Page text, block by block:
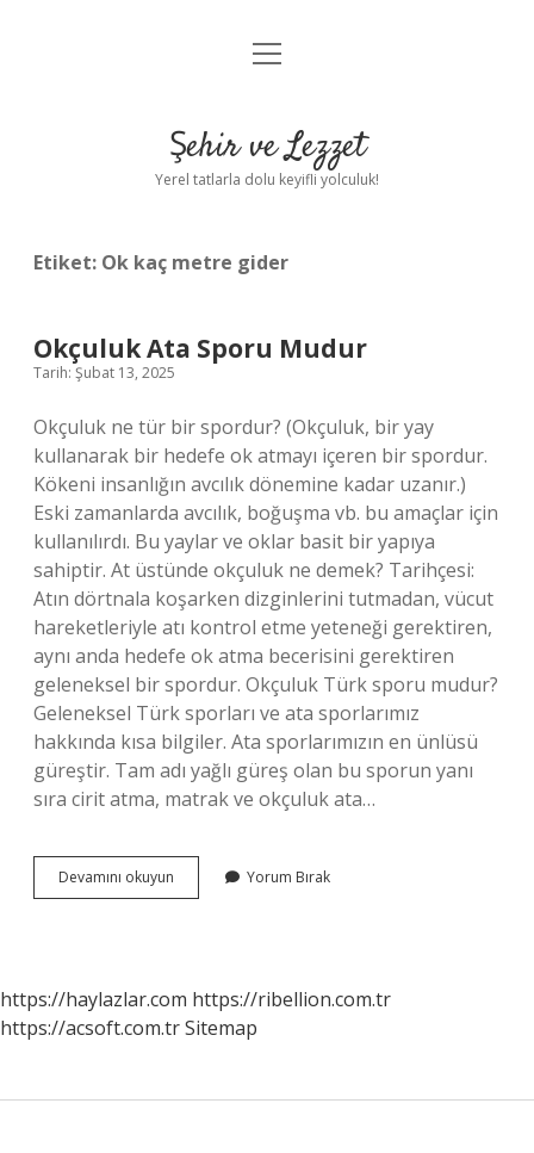
Anasayfa
Yasal Uyarı
menüyü
Şehir ve Lezzet
Yerel tatlarla dolu keyifli yolculuk!
Etiket: Ok kaç metre gider
Okçuluk Ata Sporu Mudur
Tarih: Şubat 13, 2025
Okçuluk ne tür bir spordur? (Okçuluk, bir yay
kullanarak bir hedefe ok atmayı içeren bir spordur.
Kökeni insanlığın avcılık dönemine kadar uzanır.)
Eski zamanlarda avcılık, boğuşma vb. bu amaçlar için
kullanılırdı. Bu yaylar ve oklar basit bir yapıya
sahiptir. At üstünde okçuluk ne demek? Tarihçesi:
Atın dörtnala koşarken dizginlerini tutmadan, vücut
hareketleriyle atı kontrol etme yeteneği gerektiren,
aynı anda hedefe ok atma becerisini gerektiren
geleneksel bir spordur. Okçuluk Türk sporu mudur?
Geleneksel Türk sporları ve ata sporlarımız
hakkında kısa bilgiler. Ata sporlarımızın en ünlüsü
güreştir. Tam adı yağlı güreş olan bu sporun yanı
sıra cirit atma, matrak ve okçuluk ata…
Devamını okuyun Okçuluk
Ata
Yorum Bırak
https://haylazlar.com https://ribellion.com.tr
https://acsoft.com.trSitemap